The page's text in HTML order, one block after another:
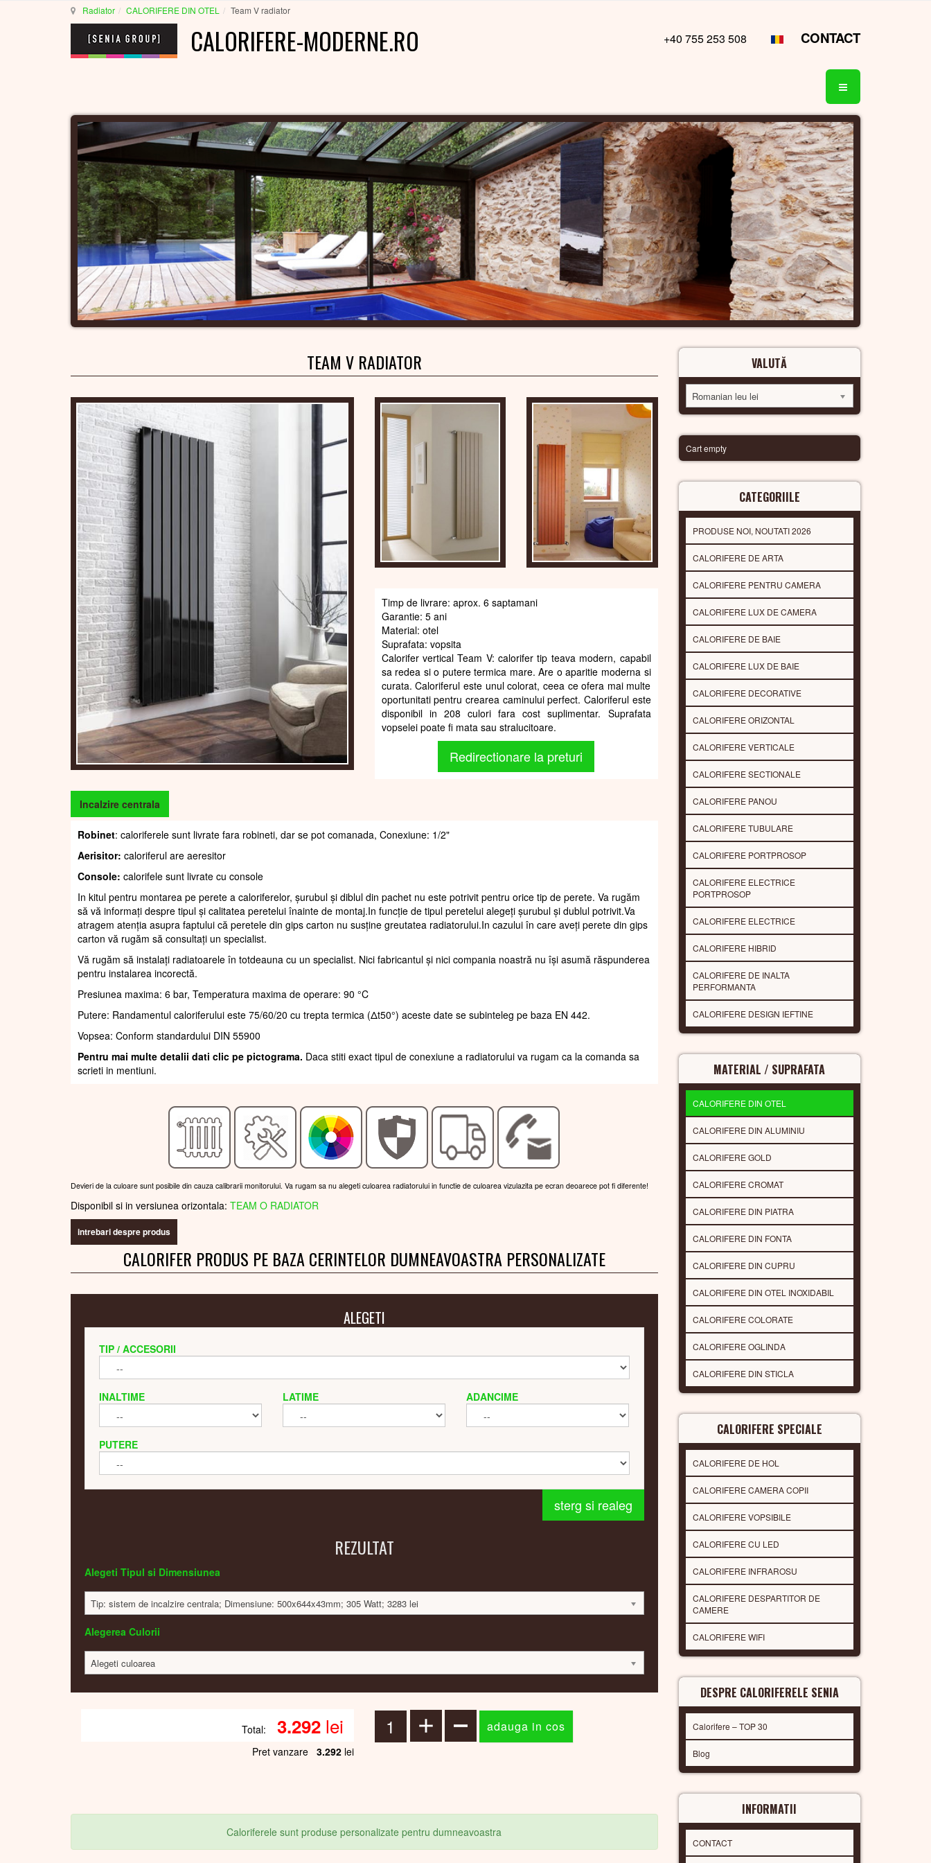
Radiator CALORIFERE DIN OTEL Team V radiator
CALORIFERE-MODERNE.RO +40 755 253 508 CONTACT
TEAM V RADIATOR
Timp de livrare: aprox. 6 saptamani
Garantie: 5 ani
Material: otel
Suprafata: vopsita
Calorifer vertical Team V: calorifer tip teava modern, capabil
sa redea si o putere termica mare. Are o aparitie moderna si
curata. Caloriferul este unul colorat, ceea ce ofera mai multe
oportunitati pentru crearea caminului perfect. Caloriferul este
disponibil in 208 culori fara cost suplimentar. Suprafata
vopselei poate fi mata sau stralucitoare.
Redirectionare la preturi
Incalzire centrala
Robinet: caloriferele sunt livrate fara robineti, dar se pot comanada, Conexiune: 1/2"
Aerisitor: caloriferul are aeresitor
Console: calorifele sunt livrate cu console
In kitul pentru montarea pe perete a caloriferelor, șurubul și diblul din pachet nu este potrivit pentru orice tip de perete. Va rugăm
să vă informați despre tipul și calitatea peretelui înainte de montaj.In funcție de tipul peretelui alegeți șurubul și dublul potrivit.Va
atragem atenția asupra faptului că peretele din gips carton nu susține greutatea radiatorului.In cazului în care aveți perete din gips
carton vă rugăm să consultați un specialist.
Vă rugăm să instalați radiatoarele în totdeauna cu un specialist. Nici fabricantul și nici compania noastră nu își asumă răspunderea
pentru instalarea incorectă.
Presiunea maxima: 6 bar, Temperatura maxima de operare: 90 °C
Putere: Randamentul caloriferului este 75/60/20 cu trepta termica (Δt50°) aceste date se subinteleg pe baza EN 442.
Vopsea: Conform standardului DIN 55900
Pentru mai multe detalii dati clic pe pictograma. Daca stiti exact tipul de conexiune a radiatorului va rugam ca la comanda sa
scrieti in mentiuni.
Devieri de la culoare sunt posibile din cauza calibrarii monitorului. Va rugam sa nu alegeti culoarea radiatorului in functie de culoarea vizulazita pe ecran deoarece pot fi diferente!
Disponibil si in versiunea orizontala: TEAM O RADIATOR
intrebari despre produs
CALORIFER PRODUS PE BAZA CERINTELOR DUMNEAVOASTRA PERSONALIZATE
ALEGETI
TIP / ACCESORII
INALTIME LATIME ADANCIME
PUTERE
sterg si realeg
REZULTAT
Alegeti Tipul si Dimensiunea
Tip: sistem de incalzire centrala; Dimensiune: 500x644x43mm; 305 Watt; 3283 lei
Alegerea Culorii
Alegeti culoarea
Total: 3.292lei
Pret vanzare 3.292lei
Caloriferele sunt produse personalizate pentru dumneavoastra
VALUTĂ
Romanian leu lei
Cart empty
CATEGORIILE
PRODUSE NOI, NOUTATI 2026
CALORIFERE DE ARTA
CALORIFERE PENTRU CAMERA
CALORIFERE LUX DE CAMERA
CALORIFERE DE BAIE
CALORIFERE LUX DE BAIE
CALORIFERE DECORATIVE
CALORIFERE ORIZONTAL
CALORIFERE VERTICALE
CALORIFERE SECTIONALE
CALORIFERE PANOU
CALORIFERE TUBULARE
CALORIFERE PORTPROSOP
CALORIFERE ELECTRICE
PORTPROSOP
CALORIFERE ELECTRICE
CALORIFERE HIBRID
CALORIFERE DE INALTA
PERFORMANTA
CALORIFERE DESIGN IEFTINE
MATERIAL / SUPRAFATA
CALORIFERE DIN OTEL
CALORIFERE DIN ALUMINIU
CALORIFERE GOLD
CALORIFERE CROMAT
CALORIFERE DIN PIATRA
CALORIFERE DIN FONTA
CALORIFERE DIN CUPRU
CALORIFERE DIN OTEL INOXIDABIL
CALORIFERE COLORATE
CALORIFERE OGLINDA
CALORIFERE DIN STICLA
CALORIFERE SPECIALE
CALORIFERE DE HOL
CALORIFERE CAMERA COPII
CALORIFERE VOPSIBILE
CALORIFERE CU LED
CALORIFERE INFRAROSU
CALORIFERE DESPARTITOR DE
CAMERE
CALORIFERE WIFI
DESPRE CALORIFERELE SENIA
Calorifere – TOP 30
Blog
INFORMATII
CONTACT